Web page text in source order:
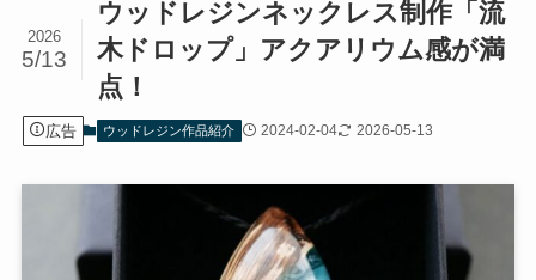
ウッドレジンネックレス制作「流
木ドロップ」アクアリウム感が満
点！
2026
5/13
広告 ウッドレジン作品紹介 2024-02-04 2026-05-13